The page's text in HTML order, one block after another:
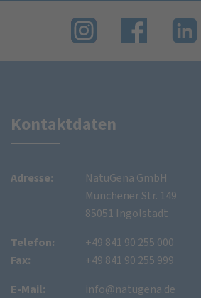
Kontaktdaten
Adresse:
NatuGena GmbH
Münchener Str. 149
85051 Ingolstadt
Telefon:
Fax:
+49 841 90 255 000
+49 841 90 255 999
E-Mail:
info@natugena.de